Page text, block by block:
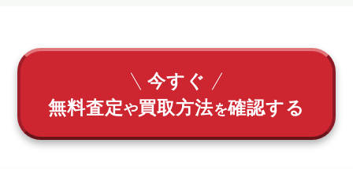
今すぐ
無料査定や買取方法を確認する